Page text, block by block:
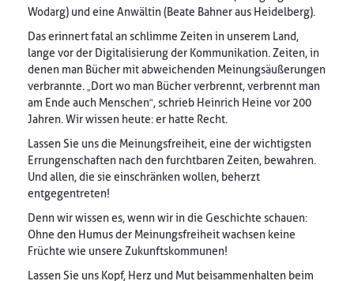
Wodarg) und eine Anwältin (Beate Bahner aus Heidelberg).
Das erinnert fatal an schlimme Zeiten in unserem Land,
lange vor der Digitalisierung der Kommunikation. Zeiten, in
denen man Bücher mit abweichenden Meinungsäußerungen
verbrannte. „Dort wo man Bücher verbrennt, verbrennt man
am Ende auch Menschen“, schrieb Heinrich Heine vor 200
Jahren. Wir wissen heute: er hatte Recht.
Lassen Sie uns die Meinungsfreiheit, eine der wichtigsten
Errungenschaften nach den furchtbaren Zeiten, bewahren.
Und allen, die sie einschränken wollen, beherzt
entgegentreten!
Denn wir wissen es, wenn wir in die Geschichte schauen:
Ohne den Humus der Meinungsfreiheit wachsen keine
Früchte wie unsere Zukunftskommunen!
Lassen Sie uns Kopf, Herz und Mut beisammenhalten beim